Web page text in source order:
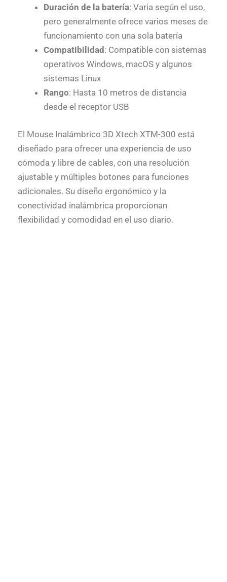
Duración de la batería: Varia según el uso,
pero generalmente ofrece varios meses de
funcionamiento con una sola batería
Compatibilidad : Compatible con sistemas
operativos Windows, macOS y algunos
sistemas Linux
Rango: Hasta 10 metros de distancia
desde el receptor USB
El Mouse Inalámbrico 3D Xtech XTM-300 está
diseñado para ofrecer una experiencia de uso
cómoda y libre de cables, con una resolución
ajustable y múltiples botones para funciones
adicionales. Su diseño ergonómico y la
conectividad inalámbrica proporcionan
flexibilidad y comodidad en el uso diario.